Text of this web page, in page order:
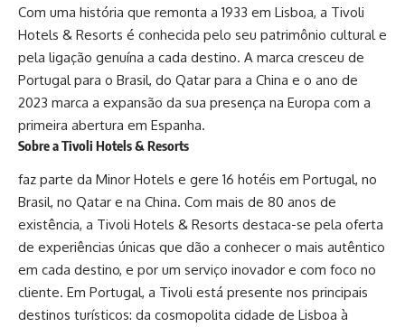
Com uma história que remonta a 1933 em Lisboa, a Tivoli
Hotels & Resorts é conhecida pelo seu patrimônio cultural e
pela ligação genuína a cada destino. A marca cresceu de
Portugal para o Brasil, do Qatar para a China e o ano de
2023 marca a expansão da sua presença na Europa com a
primeira abertura em Espanha.
Sobre aTivoli Hotels & Resorts
faz parte da Minor Hotels e gere 16 hotéis em Portugal, no
Brasil, no Qatar e na China. Com mais de 80 anos de
existência, a Tivoli Hotels & Resorts destaca-se pela oferta
de experiências únicas que dão a conhecer o mais autêntico
em cada destino, e por um serviço inovador e com foco no
cliente. Em Portugal, a Tivoli está presente nos principais
destinos turísticos: da cosmopolita cidade de Lisboa à